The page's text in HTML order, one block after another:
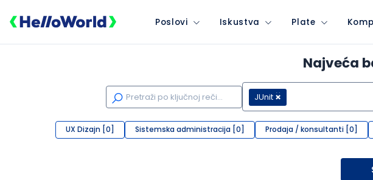
Poslovi Iskustva Plate
Najveća
JUnit
UX Dizajn [0] Sistemska administracija [0] Prodaja / konsultanti [0]